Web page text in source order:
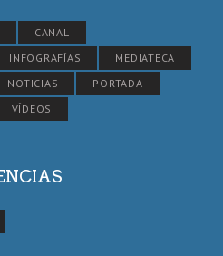
CANAL
INFOGRAFÍAS
MEDIATECA
NOTICIAS
PORTADA
VÍDEOS